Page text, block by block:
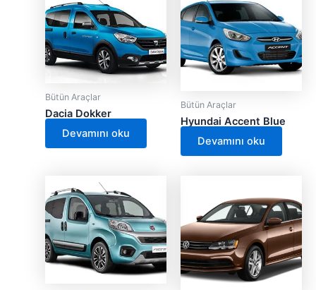
Bütün Araçlar
Dacia Dokker
Devamını oku
Bütün Araçlar
Hyundai Accent Blue
Devamını oku